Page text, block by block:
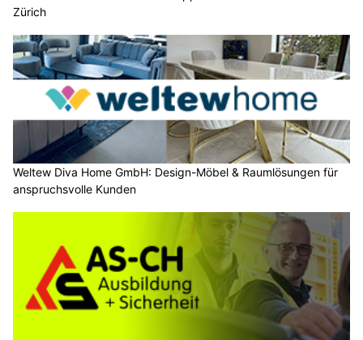
Zürich
Weltew Diva Home GmbH: Design-Möbel & Raumlösungen für
anspruchsvolle Kunden